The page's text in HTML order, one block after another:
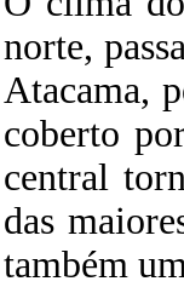
norte,
Atacama,
coberto
central
das
também